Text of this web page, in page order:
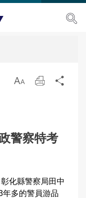
放 列
警察特考
化縣警察局田中
年多的警員游品